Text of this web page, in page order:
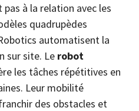
à la relation avec les
quadrupèdes
automatisent la
sur site. Le robot
les tâches répétitives en
Leur mobilité
des obstacles et